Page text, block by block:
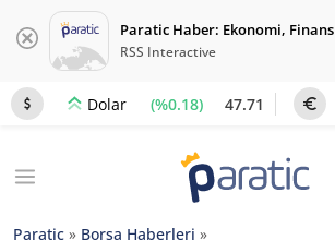
Paratic Haber: Ekonomi, Finans
RSS Interactive
Dolar (%0.18) 47.71
Paratic » Borsa Haberleri »